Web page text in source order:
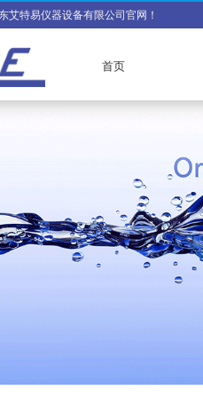
艾特易仪器设备有限公司官网！
首页